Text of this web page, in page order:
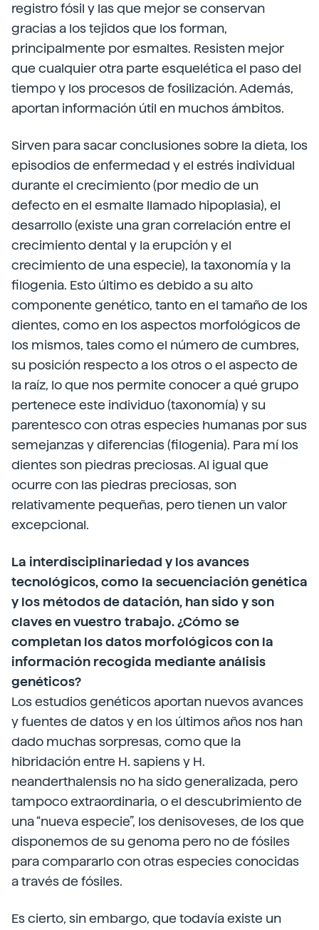
registro fósil y las que mejor se conservan
gracias a los tejidos que los forman,
principalmente por esmaltes. Resisten mejor
que cualquier otra parte esquelética el paso del
tiempo y los procesos de fosilización. Además,
aportan información útil en muchos ámbitos.
Sirven para sacar conclusiones sobre la dieta, los
episodios de enfermedad y el estrés individual
durante el crecimiento (por medio de un
defecto en el esmalte llamado hipoplasia), el
desarrollo (existe una gran correlación entre el
crecimiento dental y la erupción y el
crecimiento de una especie), la taxonomía y la
filogenia. Esto último es debido a su alto
componente genético, tanto en el tamaño de los
dientes, como en los aspectos morfológicos de
los mismos, tales como el número de cumbres,
su posición respecto a los otros o el aspecto de
la raíz, lo que nos permite conocer a qué grupo
pertenece este individuo (taxonomía) y su
parentesco con otras especies humanas por sus
semejanzas y diferencias (filogenia). Para mí los
dientes son piedras preciosas. Al igual que
ocurre con las piedras preciosas, son
relativamente pequeñas, pero tienen un valor
excepcional.
La interdisciplinariedad y los avances
tecnológicos, como la secuenciación genética
y los métodos de datación, han sido y son
claves en vuestro trabajo. ¿Cómo se
completan los datos morfológicos con la
información recogida mediante análisis
genéticos?
Los estudios genéticos aportan nuevos avances
y fuentes de datos y en los últimos años nos han
dado muchas sorpresas, como que la
hibridación entre H. sapiens y H.
neanderthalensis no ha sido generalizada, pero
tampoco extraordinaria, o el descubrimiento de
una “nueva especie”, los denisoveses, de los que
disponemos de su genoma pero no de fósiles
para compararlo con otras especies conocidas
a través de fósiles.
Es cierto, sin embargo, que todavía existe un